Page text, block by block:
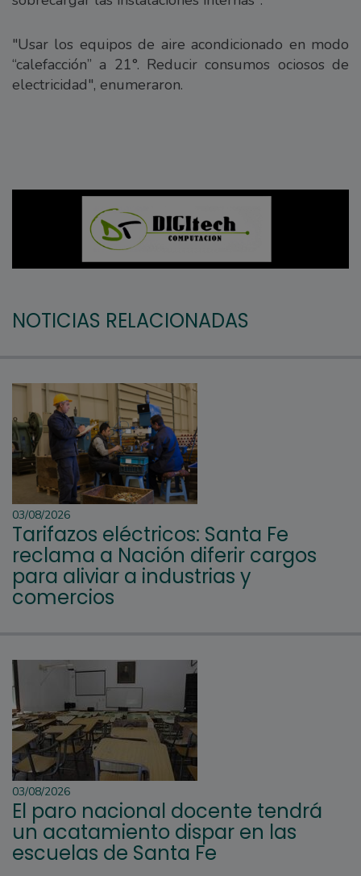
"Usar los equipos de aire acondicionado en modo
“calefacción” a 21°. Reducir consumos ociosos de
electricidad", enumeraron.
NOTICIAS RELACIONADAS
03/08/2026
Tarifazos eléctricos: Santa Fe
reclama a Nación diferir cargos
para aliviar a industrias y
comercios
03/08/2026
El paro nacional docente tendrá
un acatamiento dispar en las
escuelas de Santa Fe